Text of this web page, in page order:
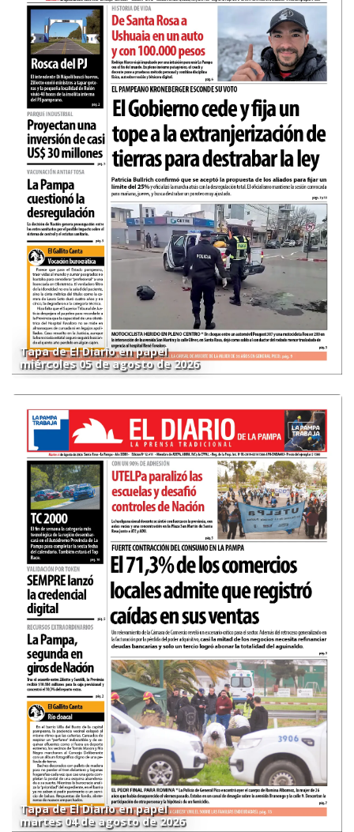
Tapa de El Diario en papel
miércoles 05 de agosto de 2026
Tapa de El Diario en papel
martes 04 de agosto de 2026